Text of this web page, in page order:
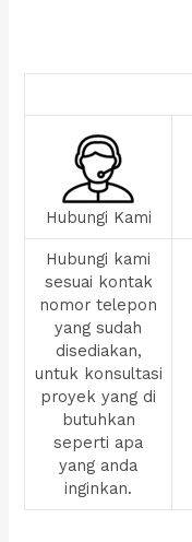
Hubungi Kami
Hubungi kami
sesuai kontak
nomor telepon
yang sudah
disediakan,
untuk konsultasi
proyek yang di
butuhkan
seperti apa
yang anda
inginkan.